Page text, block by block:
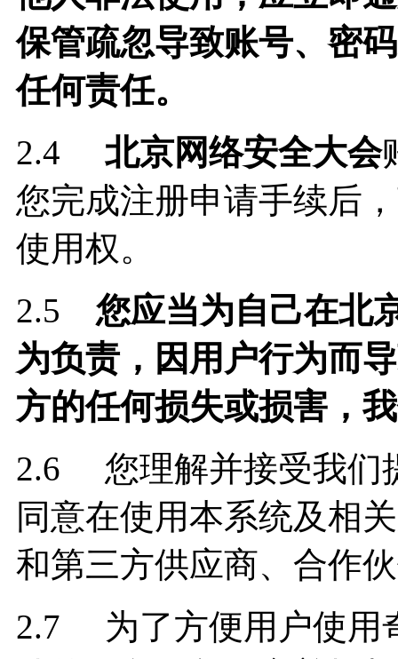
保管疏忽导致账号、密
任何责任。
2.4 北京网络安全大会
您完成注册申请手续后
使用权。
2.5 您应当为自己在北
为负责，因用户行为而
方的任何损失或损害，
2.6 您理解并接受我们
同意在使用本系统及相
和第三方供应商、合作
2.7 为了方便用户使用